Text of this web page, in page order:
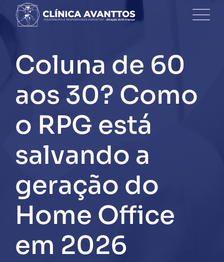
content
Coluna de 60
aos 30? Como
o RPG está
salvando a
geração do
Home Office
em 2026